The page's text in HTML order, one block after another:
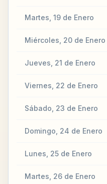
Martes, 19 de Enero
Miércoles, 20 de Enero
Jueves, 21 de Enero
Viernes, 22 de Enero
Sábado, 23 de Enero
Domingo, 24 de Enero
Lunes, 25 de Enero
Martes, 26 de Enero